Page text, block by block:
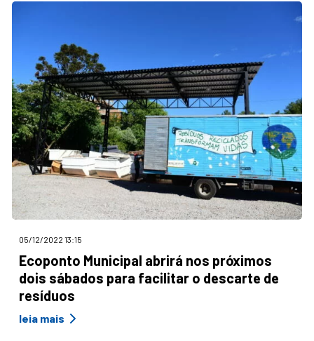
05/12/2022 13:15
Ecoponto Municipal abrirá nos próximos
dois sábados para facilitar o descarte de
resíduos
leia mais